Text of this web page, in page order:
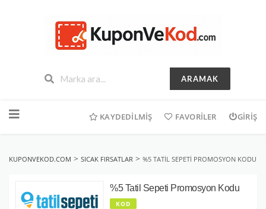
ARAMAK
geç
KAYDEDILMIŞ FAVORILER GIRIŞ
KUPONVEKOD.COM > SICAK FIRSATLAR > %5 TATIL SEPETI PROMOSYON KODU
%5 Tatil Sepeti Promosyon Kodu
KOD